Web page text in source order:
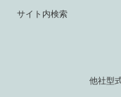
サイト内検索
他社型